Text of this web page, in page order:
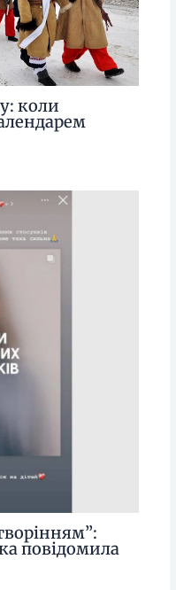
коли
повідомила